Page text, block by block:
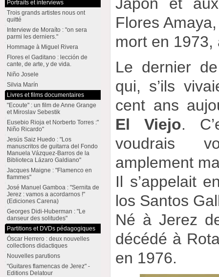
Flores
mort en 1973,
Le dernier
qui, s’ils
cent ans
El Viejo.
voudrais
amplement
Il s’appelait
los Santos
Né à Jerez
décédé à
en 1976.
Portraits et interviews
Trois grands artistes nous ont
quitté
Interview de Moraíto : "on sera
parmi les derniers."
Hommage à Miguel Rivera
Flores el Gaditano : lección de
cante, de arte, y de vida.
Niño Josele
Silvia Marín
Livres et films documentaires
"Ecoute" : un film de Anne Grange
et Miroslav Sebestik
Eusebio Rioja et Norberto Torres :"
Niño Ricardo"
Jesús Saiz Huedo : "Los
manuscritos de guitarra del Fondo
Manuela Vázquez-Barros de la
Biblioteca Lázaro Galdiano"
Jacques Maigne : "Flamenco en
flammes"
José Manuel Gamboa : "Sernita de
Jerez : vamos a acordarnos !"
(Ediciones Carena)
Georges Didi-Huberman : "Le
danseur des solitudes"
Partitions et DVDs pédagogiques
Óscar Herrero : deux nouvelles
collections didactiques
Nouvelles parutions
"Guitares flamencas de Jerez" -
Editions Delatour